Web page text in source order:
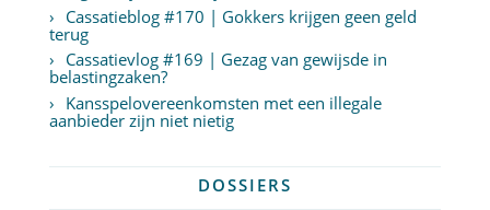
Cassatieblog #170 | Gokkers krijgen geen geld
terug
Cassatievlog #169 | Gezag van gewijsde in
belastingzaken?
Kansspelovereenkomsten met een illegale
aanbieder zijn niet nietig
DOSSIERS